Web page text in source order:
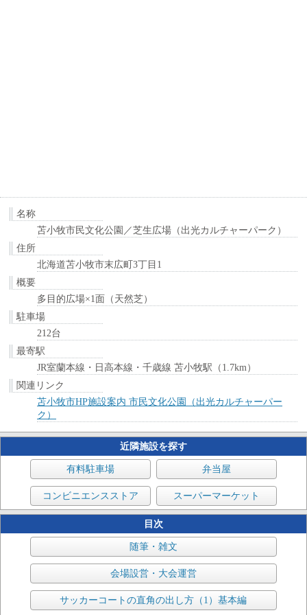
名称
苫小牧市民文化公園／芝生広場（出光カルチャーパーク）
住所
北海道苫小牧市末広町3丁目1
概要
多目的広場×1面（天然芝）
駐車場
212台
最寄駅
JR室蘭本線・日高本線・千歳線 苫小牧駅（1.7km）
関連リンク
苫小牧市HP施設案内 市民文化公園（出光カルチャーパー
ク）
近隣施設を探す
有料駐車場 弁当屋
コンビニエンスストア スーパーマーケット
目次
随筆・雑文
会場設営・大会運営
サッカーコートの直角の出し方（1）基本編